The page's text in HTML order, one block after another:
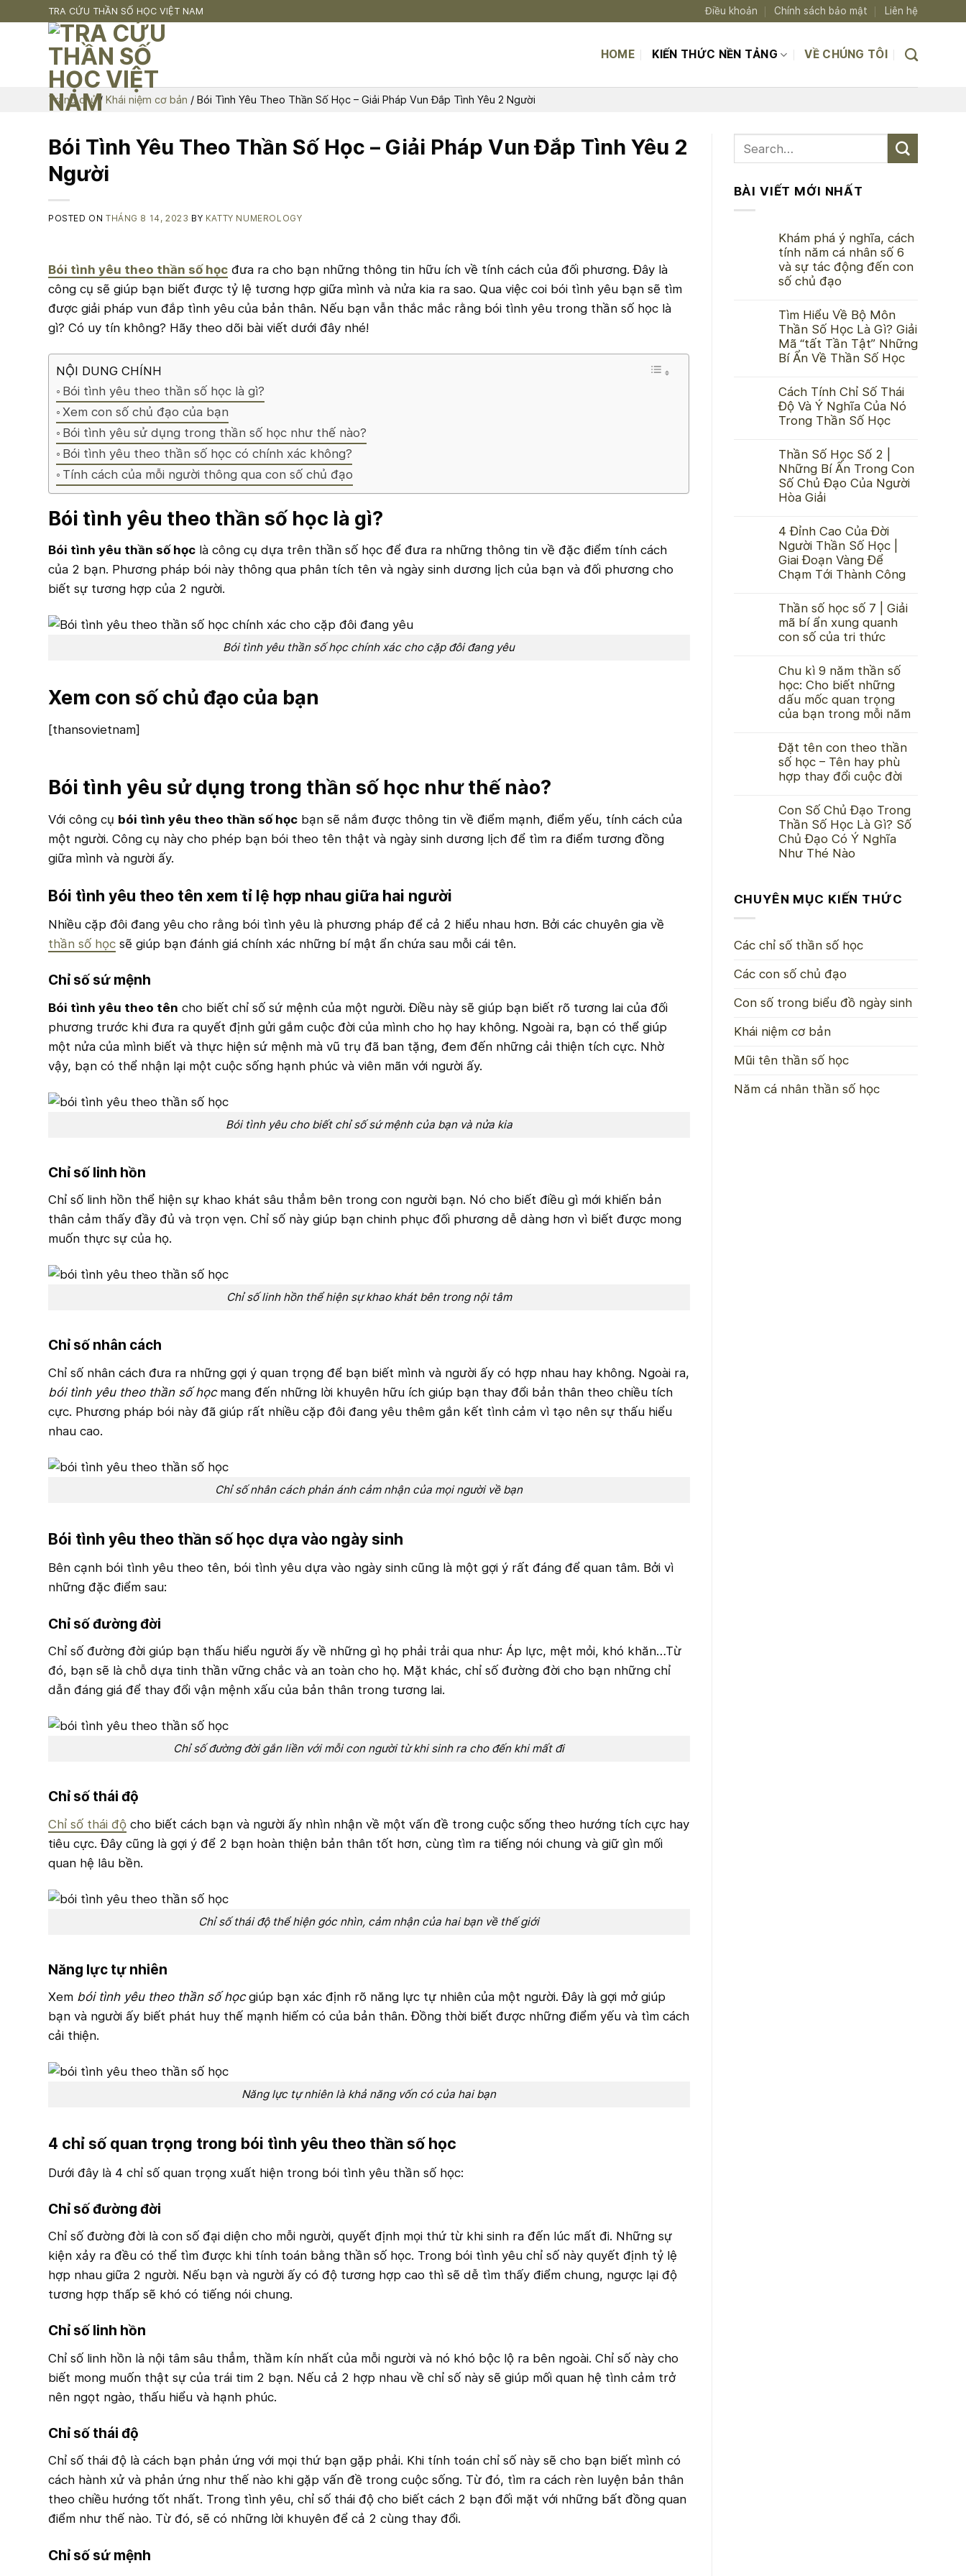
TRA CỨU THẦN SỐ HỌC VIỆT NAM Điều khoản Chính sách bảo mật Liên hệ
HOME KIẾN THỨC NỀN TẢNG VỀ CHÚNG TÔI
Trang chủ/ Khái niệm cơ bản / Bói Tình Yêu Theo Thần Số Học – Giải Pháp Vun Đắp Tình Yêu 2 Người
Bói Tình Yêu Theo Thần Số Học – Giải Pháp Vun Đắp Tình Yêu 2
Người
POSTED ON THÁNG 8 14, 2023 BY KATTY NUMEROLOGY
Bói tình yêu theo thần số học đưa ra cho bạn những thông tin hữu ích về tính cách của đối phương. Đây là
công cụ sẽ giúp bạn biết được tỷ lệ tương hợp giữa mình và nửa kia ra sao. Qua việc coi bói tình yêu bạn sẽ tìm
được giải pháp vun đắp tình yêu của bản thân. Nếu bạn vẫn thắc mắc rằng bói tình yêu trong thần số học là
gì? Có uy tín không? Hãy theo dõi bài viết dưới đây nhé!
NỘI DUNG CHÍNH
Bói tình yêu theo thần số học là gì?
Xem con số chủ đạo của bạn
Bói tình yêu sử dụng trong thần số học như thế nào?
Bói tình yêu theo thần số học có chính xác không?
Tính cách của mỗi người thông qua con số chủ đạo
Bói tình yêu theo thần số học là gì?
Bói tình yêu thần số học là công cụ dựa trên thần số học để đưa ra những thông tin về đặc điểm tính cách
của 2 bạn. Phương pháp bói này thông qua phân tích tên và ngày sinh dương lịch của bạn và đối phương cho
biết sự tương hợp của 2 người.
Bói tình yêu thần số học chính xác cho cặp đôi đang yêu
Xem con số chủ đạo của bạn
[thansovietnam]
Bói tình yêu sử dụng trong thần số học như thế nào?
Với công cụ bói tình yêu theo thần số học bạn sẽ nắm được thông tin về điểm mạnh, điểm yếu, tính cách của
một người. Công cụ này cho phép bạn bói theo tên thật và ngày sinh dương lịch để tìm ra điểm tương đồng
giữa mình và người ấy.
Bói tình yêu theo tên xem tỉ lệ hợp nhau giữa hai người
Nhiều cặp đôi đang yêu cho rằng bói tình yêu là phương pháp để cả 2 hiểu nhau hơn. Bởi các chuyên gia về
thần số học sẽ giúp bạn đánh giá chính xác những bí mật ẩn chứa sau mỗi cái tên.
Chỉ số sứ mệnh
Bói tình yêu theo tên cho biết chỉ số sứ mệnh của một người. Điều này sẽ giúp bạn biết rõ tương lai của đối
phương trước khi đưa ra quyết định gửi gắm cuộc đời của mình cho họ hay không. Ngoài ra, bạn có thể giúp
một nửa của mình biết và thực hiện sứ mệnh mà vũ trụ đã ban tặng, đem đến những cải thiện tích cực. Nhờ
vậy, bạn có thể nhận lại một cuộc sống hạnh phúc và viên mãn với người ấy.
Bói tình yêu cho biết chỉ số sứ mệnh của bạn và nửa kia
Chỉ số linh hồn
Chỉ số linh hồn thể hiện sự khao khát sâu thẳm bên trong con người bạn. Nó cho biết điều gì mới khiến bản
thân cảm thấy đầy đủ và trọn vẹn. Chỉ số này giúp bạn chinh phục đối phương dễ dàng hơn vì biết được mong
muốn thực sự của họ.
Chỉ số linh hồn thể hiện sự khao khát bên trong nội tâm
Chỉ số nhân cách
Chỉ số nhân cách đưa ra những gợi ý quan trọng để bạn biết mình và người ấy có hợp nhau hay không. Ngoài ra,
bói tình yêu theo thần số họcmang đến những lời khuyên hữu ích giúp bạn thay đổi bản thân theo chiều tích
cực. Phương pháp bói này đã giúp rất nhiều cặp đôi đang yêu thêm gắn kết tình cảm vì tạo nên sự thấu hiểu
nhau cao.
Chỉ số nhân cách phản ánh cảm nhận của mọi người về bạn
Bói tình yêu theo thần số học dựa vào ngày sinh
Bên cạnh bói tình yêu theo tên, bói tình yêu dựa vào ngày sinh cũng là một gợi ý rất đáng để quan tâm. Bởi vì
những đặc điểm sau:
Chỉ số đường đời
Chỉ số đường đời giúp bạn thấu hiểu người ấy về những gì họ phải trải qua như: Áp lực, mệt mỏi, khó khăn…Từ
đó, bạn sẽ là chỗ dựa tinh thần vững chắc và an toàn cho họ. Mặt khác, chỉ số đường đời cho bạn những chỉ
dẫn đáng giá để thay đổi vận mệnh xấu của bản thân trong tương lai.
Chỉ số đường đời gắn liền với mỗi con người từ khi sinh ra cho đến khi mất đi
Chỉ số thái độ
Chỉ số thái độ cho biết cách bạn và người ấy nhìn nhận về một vấn đề trong cuộc sống theo hướng tích cực hay
tiêu cực. Đây cũng là gợi ý để 2 bạn hoàn thiện bản thân tốt hơn, cùng tìm ra tiếng nói chung và giữ gìn mối
quan hệ lâu bền.
Chỉ số thái độ thể hiện góc nhìn, cảm nhận của hai bạn về thế giới
Năng lực tự nhiên
Xem bói tình yêu theo thần số họcgiúp bạn xác định rõ năng lực tự nhiên của một người. Đây là gợi mở giúp
bạn và người ấy biết phát huy thế mạnh hiếm có của bản thân. Đồng thời biết được những điểm yếu và tìm cách
cải thiện.
Năng lực tự nhiên là khả năng vốn có của hai bạn
4 chỉ số quan trọng trong bói tình yêu theo thần số học
Dưới đây là 4 chỉ số quan trọng xuất hiện trong bói tình yêu thần số học:
Chỉ số đường đời
Chỉ số đường đời là con số đại diện cho mỗi người, quyết định mọi thứ từ khi sinh ra đến lúc mất đi. Những sự
kiện xảy ra đều có thể tìm được khi tính toán bằng thần số học. Trong bói tình yêu chỉ số này quyết định tỷ lệ
hợp nhau giữa 2 người. Nếu bạn và người ấy có độ tương hợp cao thì sẽ dễ tìm thấy điểm chung, ngược lại độ
tương hợp thấp sẽ khó có tiếng nói chung.
Chỉ số linh hồn
Chỉ số linh hồn là nội tâm sâu thẳm, thầm kín nhất của mỗi người và nó khó bộc lộ ra bên ngoài. Chỉ số này cho
biết mong muốn thật sự của trái tim 2 bạn. Nếu cả 2 hợp nhau về chỉ số này sẽ giúp mối quan hệ tình cảm trở
nên ngọt ngào, thấu hiểu và hạnh phúc.
Chỉ số thái độ
Chỉ số thái độ là cách bạn phản ứng với mọi thứ bạn gặp phải. Khi tính toán chỉ số này sẽ cho bạn biết mình có
cách hành xử và phản ứng như thế nào khi gặp vấn đề trong cuộc sống. Từ đó, tìm ra cách rèn luyện bản thân
theo chiều hướng tốt nhất. Trong tình yêu, chỉ số thái độ cho biết cách 2 bạn đối mặt với những bất đồng quan
điểm như thế nào. Từ đó, sẽ có những lời khuyên để cả 2 cùng thay đổi.
Chỉ số sứ mệnh
BÀI VIẾT MỚI NHẤT
Khám phá ý nghĩa, cách
tính năm cá nhân số 6
và sự tác động đến con
số chủ đạo
Tìm Hiểu Về Bộ Môn
Thần Số Học Là Gì? Giải
Mã “tất Tần Tật” Những
Bí Ẩn Về Thần Số Học
Cách Tính Chỉ Số Thái
Độ Và Ý Nghĩa Của Nó
Trong Thần Số Học
Thần Số Học Số 2 |
Những Bí Ẩn Trong Con
Số Chủ Đạo Của Người
Hòa Giải
4 Đỉnh Cao Của Đời
Người Thần Số Học |
Giai Đoạn Vàng Để
Chạm Tới Thành Công
Thần số học số 7 | Giải
mã bí ẩn xung quanh
con số của tri thức
Chu kì 9 năm thần số
học: Cho biết những
dấu mốc quan trọng
của bạn trong mỗi năm
Đặt tên con theo thần
số học – Tên hay phù
hợp thay đổi cuộc đời
Con Số Chủ Đạo Trong
Thần Số Học Là Gì? Số
Chủ Đạo Có Ý Nghĩa
Như Thé Nào
CHUYÊN MỤC KIẾN THỨC
Các chỉ số thần số học
Các con số chủ đạo
Con số trong biểu đồ ngày sinh
Khái niệm cơ bản
Mũi tên thần số học
Năm cá nhân thần số học